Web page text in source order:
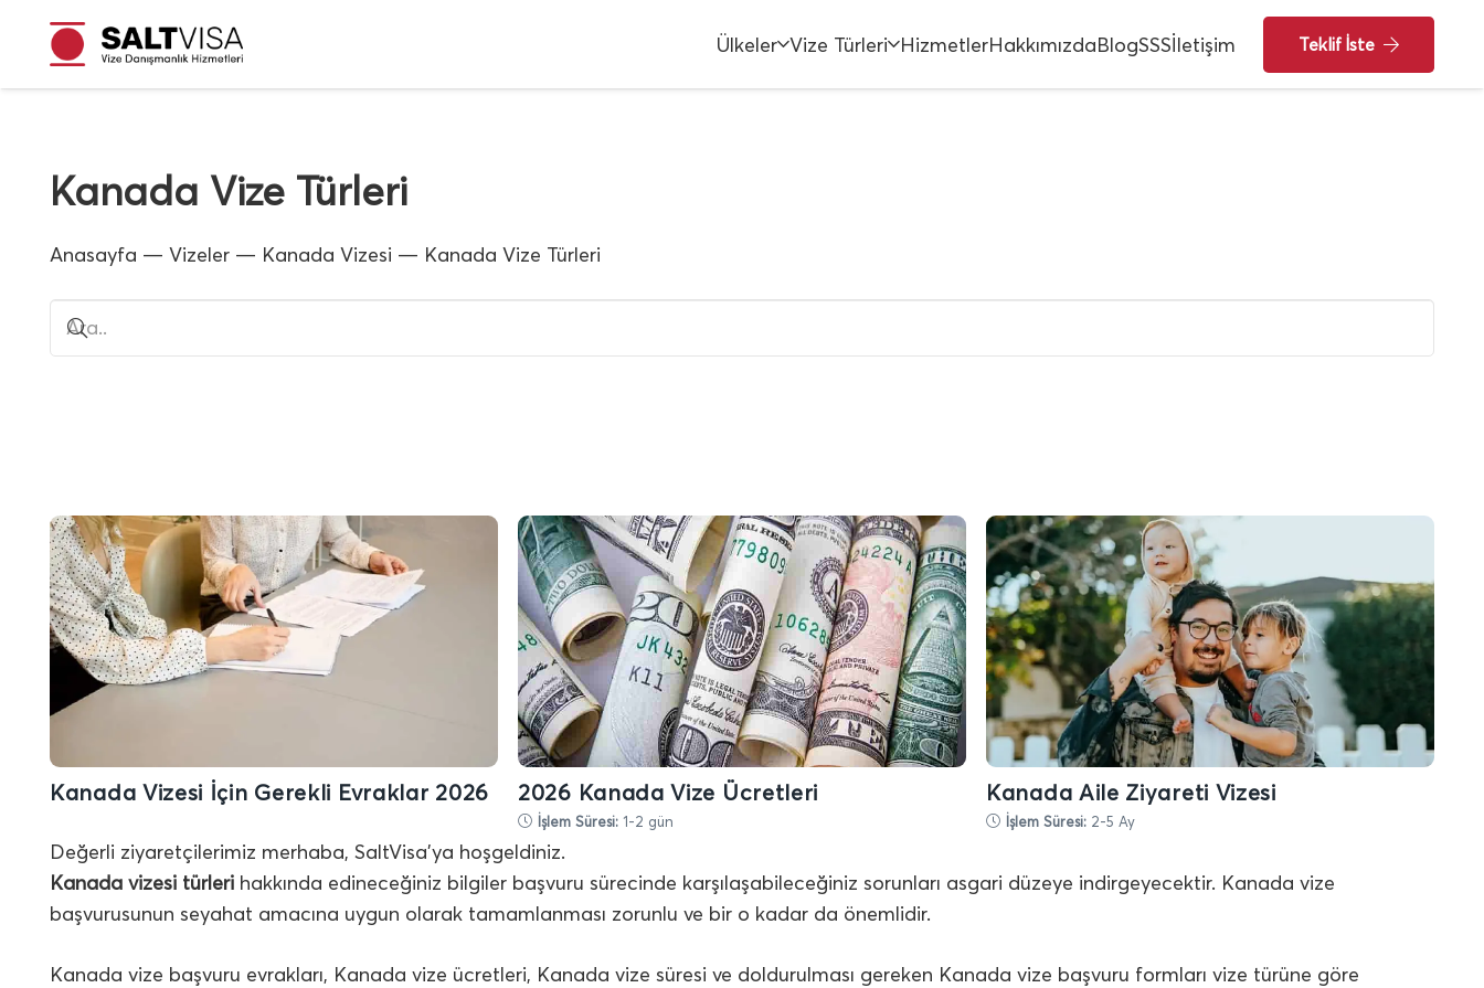
Ülkeler Vize Türleri HizmetlerHakkımızdaBlogSSSİletişim Teklif İste
Kanada Vize Türleri
Anasayfa — Vizeler — Kanada Vizesi — Kanada Vize Türleri
Kanada Vizesi İçin Gerekli Evraklar 2026 2026 Kanada Vize Ücretleri
İşlem Süresi:1-2 gün
Kanada Aile Ziyareti Vizesi
İşlem Süresi: 2-5 Ay
Değerli ziyaretçilerimiz merhaba, SaltVisa’ya hoşgeldiniz.
Kanada vizesi türleri hakkında edineceğiniz bilgiler başvuru sürecinde karşılaşabileceğiniz sorunları asgari düzeye indirgeyecektir. Kanada vize
başvurusunun seyahat amacına uygun olarak tamamlanması zorunlu ve bir o kadar da önemlidir.
Kanada vize başvuru evrakları, Kanada vize ücretleri, Kanada vize süresi ve doldurulması gereken Kanada vize başvuru formları vize türüne göre